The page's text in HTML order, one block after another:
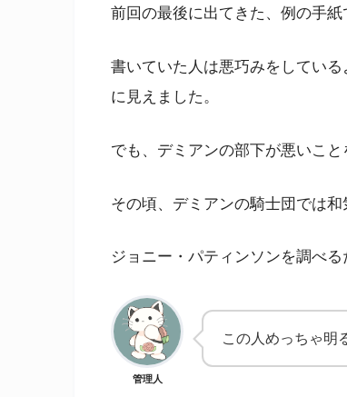
前回の最後に出てきた、例の手紙
書いていた人は悪巧みをしてい
に見えました。
でも、デミアンの部下が悪いこ
その頃、デミアンの騎士団では
ジョニー・パティンソンを調べる
管理人
この人めっちゃ明